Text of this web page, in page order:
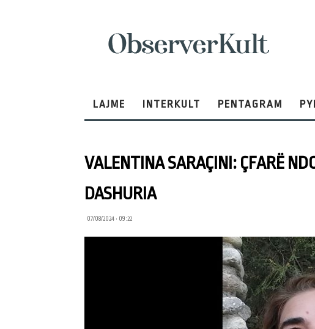
LAJME INTERKULT PENTAGRAM
VALENTINA SARAÇINI: ÇFARË
DASHURIA
07/08/2024 • 09:22